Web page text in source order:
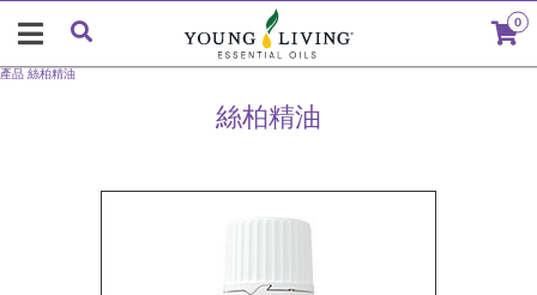
0
絲柏精油
產品 絲柏精油